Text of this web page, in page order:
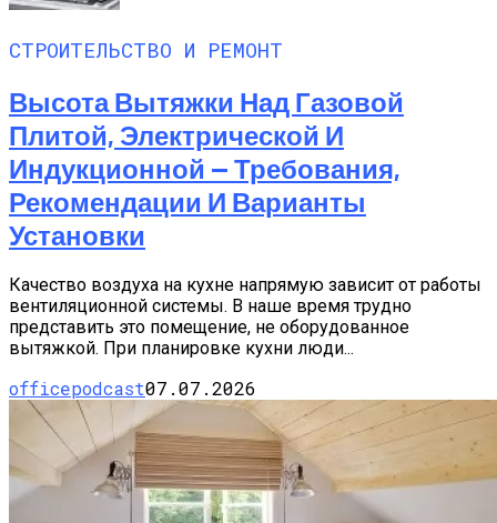
СТРОИТЕЛЬСТВО И РЕМОНТ
Высота Вытяжки Над Газовой
Плитой, Электрической И
Индукционной — Требования,
Рекомендации И Варианты
Установки
Качество воздуха на кухне напрямую зависит от работы
вентиляционной системы. В наше время трудно
представить это помещение, не оборудованное
вытяжкой. При планировке кухни люди...
officepodcast07.07.2026